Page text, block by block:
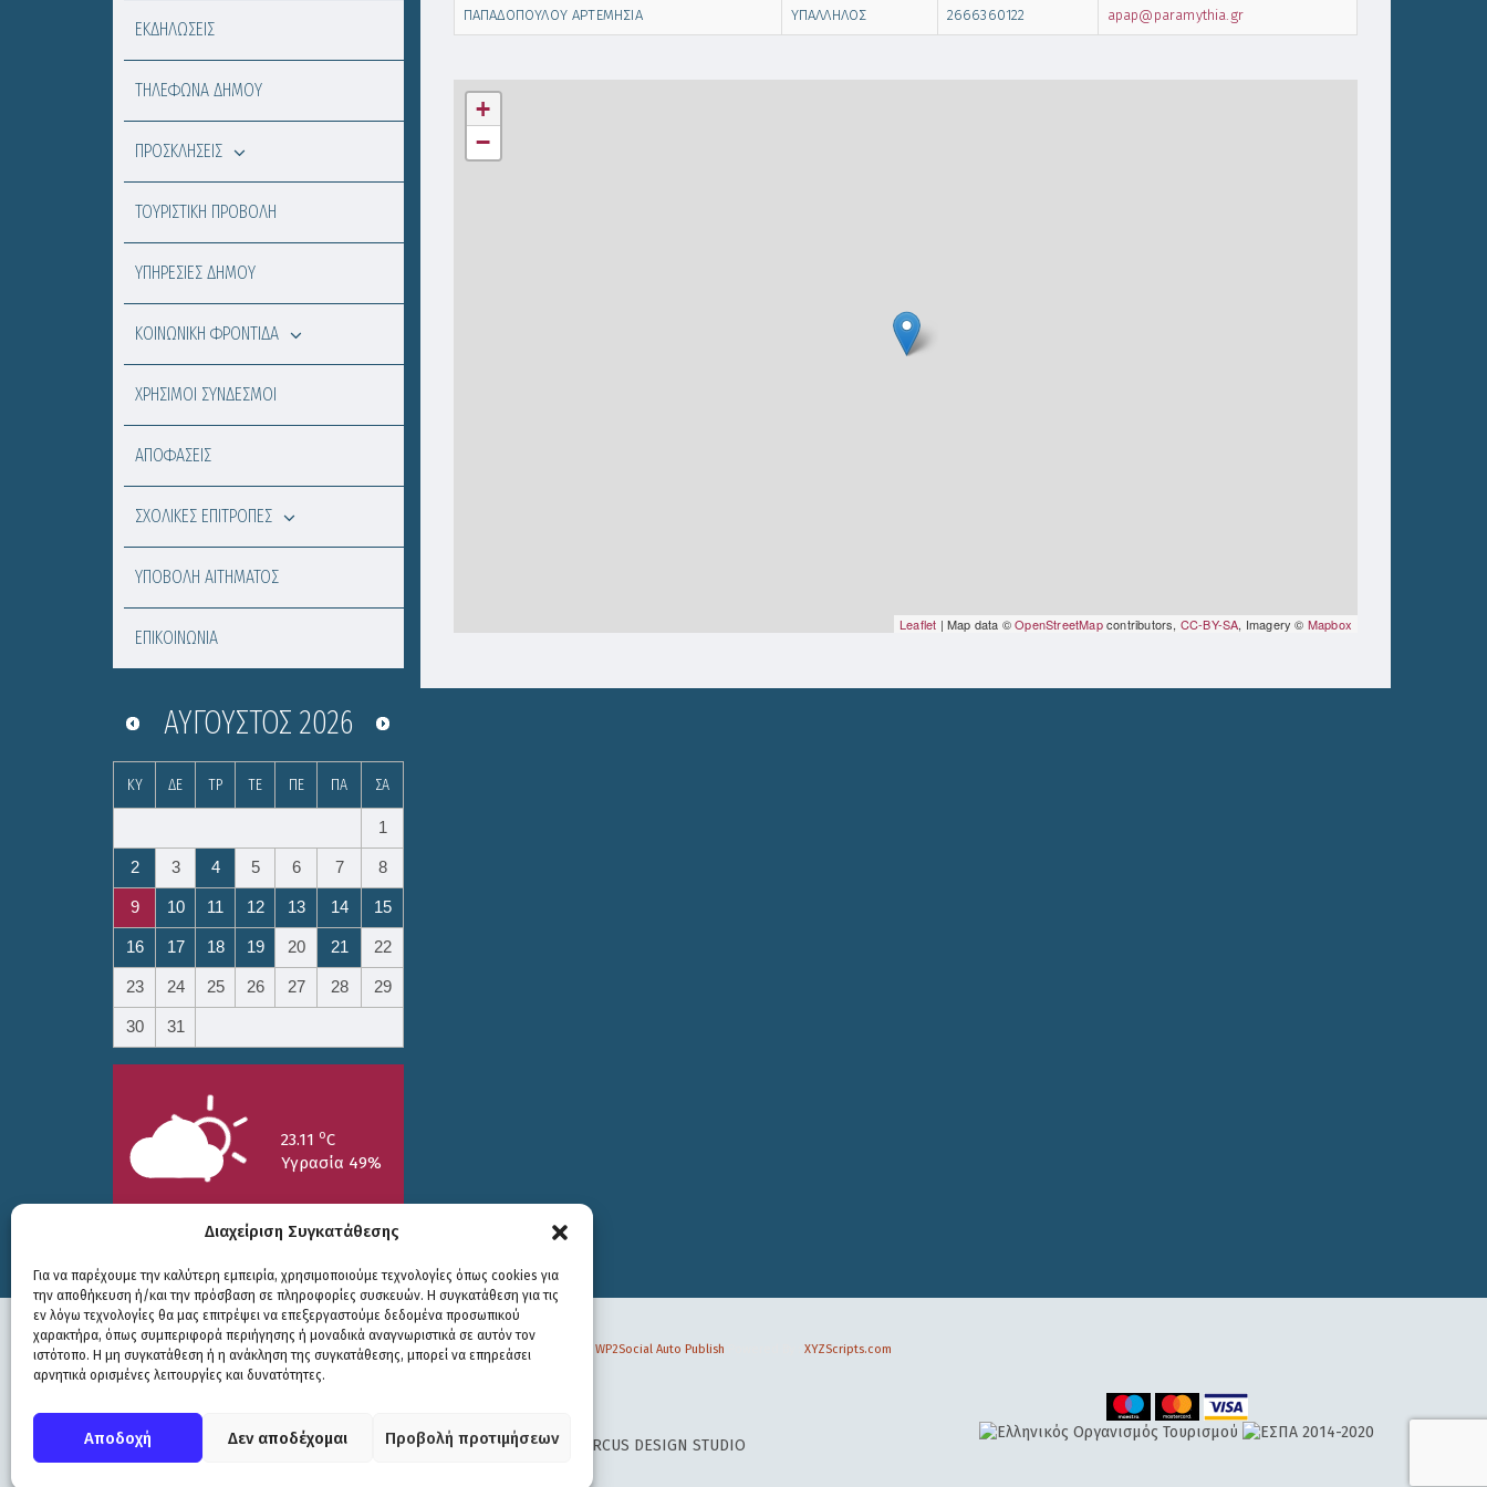
Διαχείριση Συγκατάθεσης
Για να παρέχουμε την καλύτερη εμπειρία, χρησιμοποιούμε τεχνολογίες όπως cookies για
την αποθήκευση ή/και την πρόσβαση σε πληροφορίες συσκευών. Η συγκατάθεση για τις
εν λόγω τεχνολογίες θα μας επιτρέψει να επεξεργαστούμε δεδομένα προσωπικού
χαρακτήρα, όπως συμπεριφορά περιήγησης ή μοναδικά αναγνωριστικά σε αυτόν τον
ιστότοπο. Η μη συγκατάθεση ή η ανάκληση της συγκατάθεσης, μπορεί να επηρεάσει
αρνητικά ορισμένες λειτουργίες και δυνατότητες.
Αποδοχή Δεν αποδέχομαι Προβολή προτιμήσεων
ΠΑΠΑΔΟΠΟΥΛΟΥ ΑΡΤΕΜΗΣΙΑ ΥΠΑΛΛΗΛΟΣ 2666360122 apap@paramythia.gr
+
−
Leaflet | Map data ©OpenStreetMapcontributors, CC-BY-SA, Imagery © Mapbox
ΕΚΔΗΛΩΣΕΙΣ
ΤΗΛΕΦΩΝΑ ΔΗΜΟΥ
ΠΡΟΣΚΛΗΣΕΙΣ
ΤΟΥΡΙΣΤΙΚΗ ΠΡΟΒΟΛΗ
ΥΠΗΡΕΣΙΕΣ ΔΗΜΟΥ
ΚΟΙΝΩΝΙΚΗ ΦΡΟΝΤΙΔΑ
ΧΡΗΣΙΜΟΙ ΣΥΝΔΕΣΜΟΙ
ΑΠΟΦΑΣΕΙΣ
ΣΧΟΛΙΚΕΣ ΕΠΙΤΡΟΠΕΣ
ΥΠΟΒΟΛΗ ΑΙΤΗΜΑΤΟΣ
ΕΠΙΚΟΙΝΩΝΙΑ
ΑΎΓΟΥΣΤΟΣ 2026
ΚΥ ΔΕ ΤΡ ΤΕ ΠΕ ΠΑ ΣΑ
1
2 3 4 5 6 7 8
9 10 11 12 13 14 15
16 17 18 19 20 21 22
23 24 25 26 27 28 29
30 31
23.11 oC
Υγρασία 49%
25/7
15.73oC
26/7
17.99oC
27/7
20.94oC
© COPYRIGHT ΔΗΜΟΣ ΣΟΥΛΙΟΥ 2026
WEB DEVELOPMENT BYΕΓΚΡΙΤΟΣ GROUP| GRAPHICS DESIGN BY CIRCUS DESIGN STUDIO
WP2Social Auto Publish XYZScripts.com